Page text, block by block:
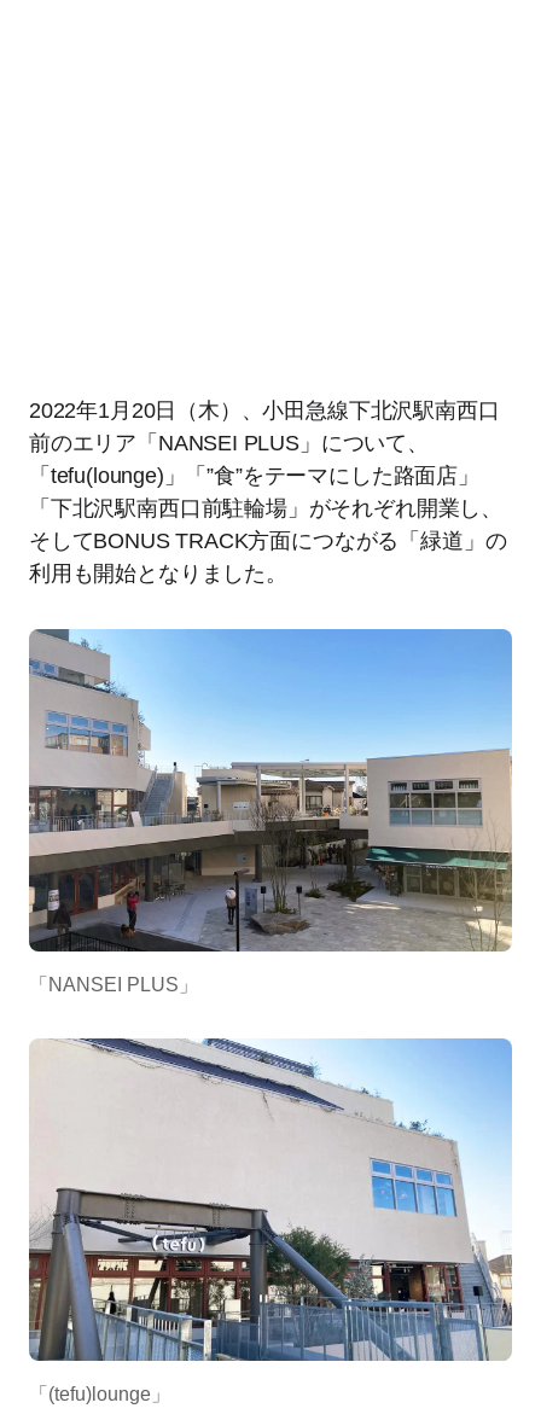
2022年1月20日（木）、小田急線下北沢駅南西口
前のエリア「NANSEI PLUS」について、
「tefu(lounge)」「”食”をテーマにした路面店」
「下北沢駅南西口前駐輪場」がそれぞれ開業し、
そしてBONUS TRACK方面につながる「緑道」の
利用も開始となりました。
「NANSEI PLUS」
「(tefu)lounge」